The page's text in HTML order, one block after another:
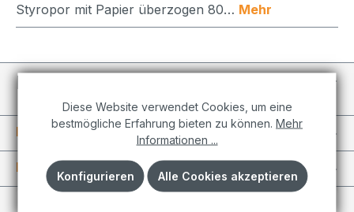
Styropor mit Papier überzogen 80… Mehr
Individuelle Projekte
Informationen
Kundenkonto
Diese Website verwendet Cookies, um eine
bestmögliche Erfahrung bieten zu können. Mehr
Informationen ...
Konfigurieren Alle Cookies akzeptieren